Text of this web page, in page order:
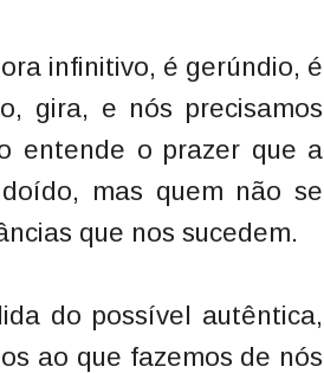
infinitivo, é gerúndio, é
gira, e nós precisamos
entende o prazer que a
mas quem não se
que nos sucedem.
do possível autêntica,
ao que fazemos de nós